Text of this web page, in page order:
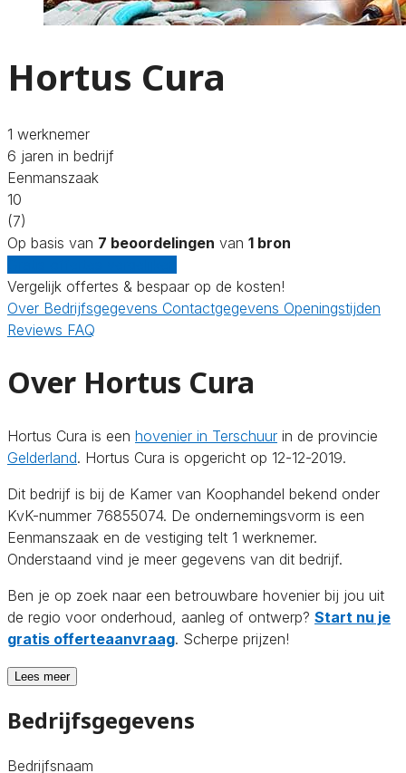
Hortus Cura
1 werknemer
6 jaren in bedrijf
Eenmanszaak
10
(7)
Op basis van 7 beoordelingen van 1 bron
Vergelijk offertes & bespaar op de kosten!
Over Bedrijfsgegevens Contactgegevens Openingstijden
Reviews FAQ
Over Hortus Cura
Hortus Cura is een hovenier in Terschuur in de provincie
Gelderland. Hortus Cura is opgericht op 12-12-2019.
Dit bedrijf is bij de Kamer van Koophandel bekend onder
KvK-nummer 76855074. De ondernemingsvorm is een
Eenmanszaak en de vestiging telt 1 werknemer.
Onderstaand vind je meer gegevens van dit bedrijf.
Ben je op zoek naar een betrouwbare hovenier bij jou uit
de regio voor onderhoud, aanleg of ontwerp? Start nu je
gratis offerteaanvraag. Scherpe prijzen!
Lees meer
Bedrijfsgegevens
Bedrijfsnaam